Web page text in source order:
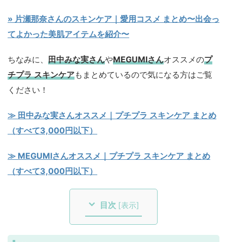
» 片瀬那奈さんのスキンケア｜愛用コスメ まとめ〜出会っ
てよかった美肌アイテムを紹介〜
ちなみに、 田中みな実さんやMEGUMIさんオススメのプ
チプラ スキンケアもまとめているので気になる方はご覧
ください！
≫ 田中みな実さんオススメ｜プチプラ スキンケア まとめ
（すべて3,000円以下）
≫ MEGUMIさんオススメ｜プチプラ スキンケア まとめ
（すべて3,000円以下）
目次 [表示]